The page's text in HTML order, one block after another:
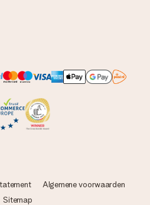
Algemene voorwaarden
Sitemap